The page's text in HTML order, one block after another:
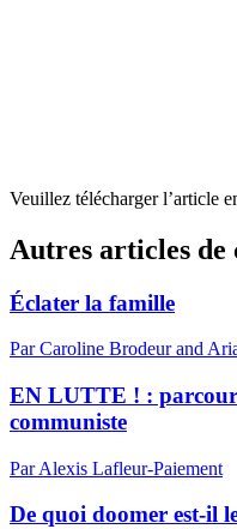
Veuillez télécharger l’article
Autres articles de
Éclater la famille
Par Caroline Brodeur and
EN LUTTE ! :
communiste
Par Alexis Lafleur-Paiement
De quoi doomer est-il